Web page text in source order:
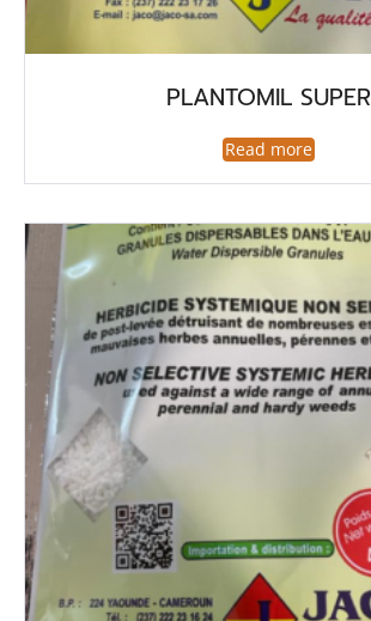
PLANTOMIL SUPER
Read more